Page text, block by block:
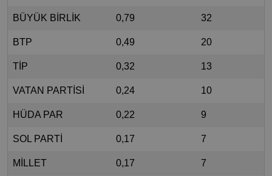
BÜYÜK BİRLİK 0,79 32
BTP 0,49 20
TİP 0,32 13
VATAN PARTİSİ 0,24 10
HÜDA PAR 0,22 9
SOL PARTİ 0,17 7
MİLLET 0,17 7